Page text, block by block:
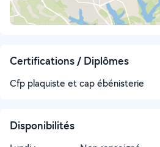
Certifications / Diplômes
Cfp plaquiste et cap ébénisterie
Disponibilités